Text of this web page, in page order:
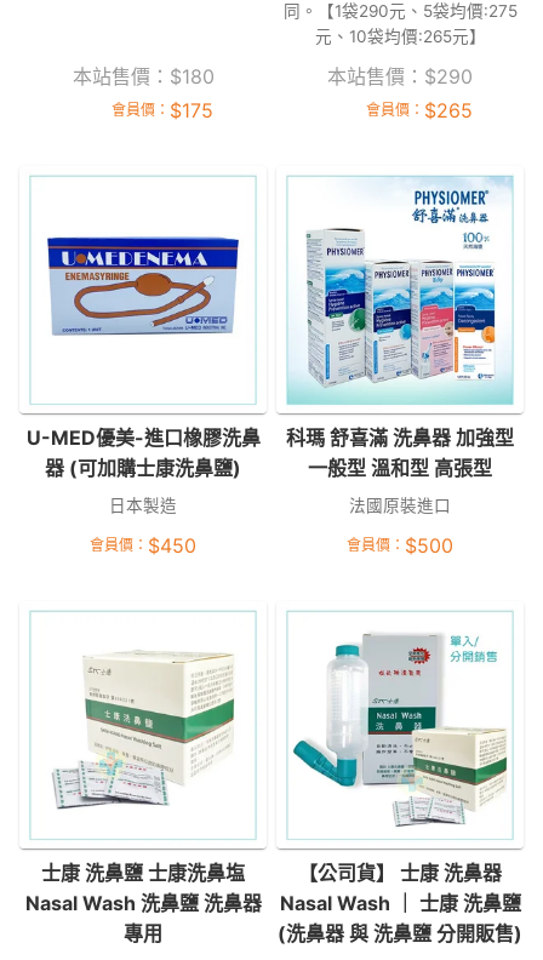
本站售價： $180
會員價： $175
同。【1袋290元、5袋均價:275
元、10袋均價:265元】
本站售價： $290
會員價： $265
U-MED優美-進口橡膠洗鼻
器 (可加購士康洗鼻鹽)
日本製造
會員價： $450
科瑪 舒喜滿 洗鼻器 加強型
一般型 溫和型 高張型
法國原裝進口
會員價： $500
士康 洗鼻鹽 士康洗鼻塩
Nasal Wash 洗鼻鹽 洗鼻器
專用
【公司貨】 士康 洗鼻器
Nasal Wash ｜ 士康 洗鼻鹽
(洗鼻器 與 洗鼻鹽 分開販售)